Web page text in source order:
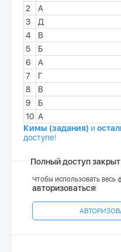
2
А
3
Д
4
В
5
Б
6
А
7
Г
8
В
9
Б
10 А
Кимы (задания) и
доступе!
Полный доступ закрыт
Чтобы использовать весь
авторизоваться!